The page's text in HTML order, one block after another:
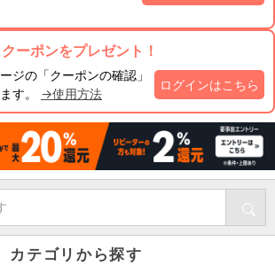
ーポンをプレゼント！
ジの「クーポンの確認」
す。 →使用方法
ログインはこちら
カテゴリから探す